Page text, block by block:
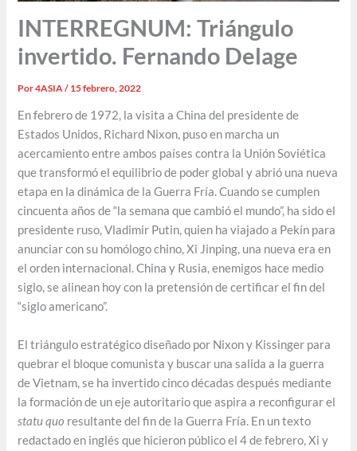
INTERREGNUM: Triángulo
invertido. Fernando Delage
Por4ASIA/ 15 febrero, 2022
En febrero de 1972, la visita a China del presidente de
Estados Unidos, Richard Nixon, puso en marcha un
acercamiento entre ambos países contra la Unión Soviética
que transformó el equilibrio de poder global y abrió una nueva
etapa en la dinámica de la Guerra Fría. Cuando se cumplen
cincuenta años de “la semana que cambió el mundo”, ha sido el
presidente ruso, Vladimir Putin, quien ha viajado a Pekín para
anunciar con su homólogo chino, Xi Jinping, una nueva era en
el orden internacional. China y Rusia, enemigos hace medio
siglo, se alinean hoy con la pretensión de certificar el fin del
“siglo americano”.
El triángulo estratégico diseñado por Nixon y Kissinger para
quebrar el bloque comunista y buscar una salida a la guerra
de Vietnam, se ha invertido cinco décadas después mediante
la formación de un eje autoritario que aspira a reconfigurar el
statu quo resultante del fin de la Guerra Fría. En un texto
redactado en inglés que hicieron público el 4 de febrero, Xi y